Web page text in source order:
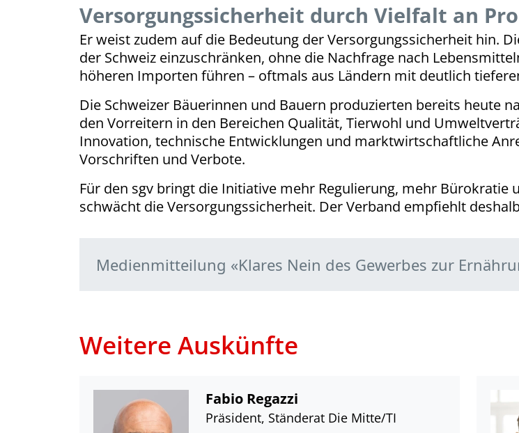
Versorgungssicherheit durch Vielfalt an
Er weist zudem auf die Bedeutung der Versorgungssicherheit hin.
der Schweiz einzuschränken, ohne die Nachfrage nach
höheren Importen führen – oftmals aus Ländern mit deutlich
Die Schweizer Bäuerinnen und Bauern produzierten bereits heute
den Vorreitern in den Bereichen Qualität, Tierwohl und
Innovation, technische Entwicklungen und marktwirtschaftliche
Vorschriften und Verbote.
Für den sgv bringt die Initiative mehr Regulierung, mehr Bürokratie
schwächt die Ver­sor­gungssicherheit. Der Verband empfiehlt
Medienmitteilung «Klares Nein des Gewerbes zur
Weitere Auskünfte
Fabio Regazzi
Präsident, Ständerat Die Mitte/TI